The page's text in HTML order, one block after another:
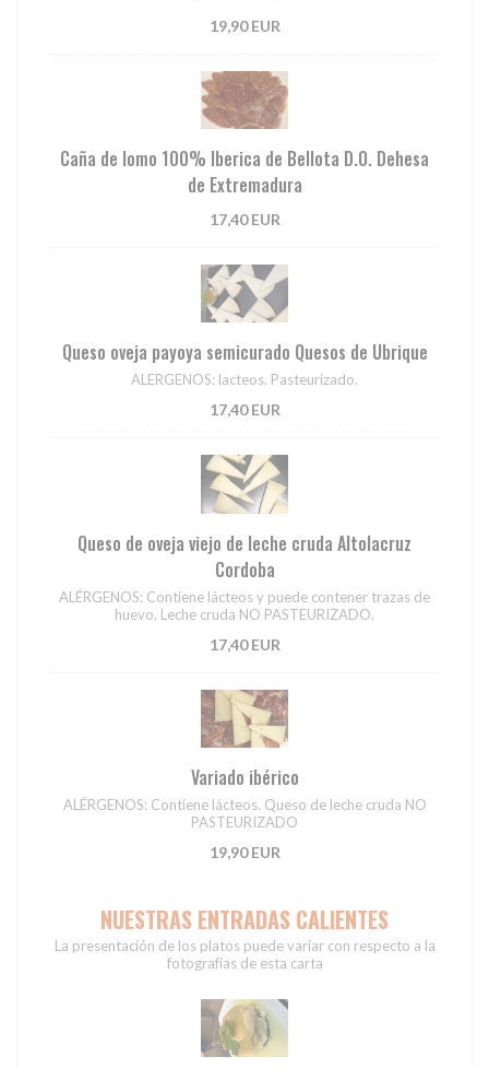
19,90 EUR
Caña de lomo 100% Iberica de Bellota D.O. Dehesa
de Extremadura
17,40 EUR
Queso oveja payoya semicurado Quesos de Ubrique
ALERGENOS: lacteos. Pasteurizado.
17,40 EUR
Queso de oveja viejo de leche cruda Altolacruz
Cordoba
ALÉRGENOS: Contiene lácteos y puede contener trazas de
huevo. Leche cruda NO PASTEURIZADO.
17,40 EUR
Variado ibérico
ALÉRGENOS: Contiene lácteos. Queso de leche cruda NO
PASTEURIZADO
19,90 EUR
NUESTRAS ENTRADAS CALIENTES
La presentación de los platos puede variar con respecto a la
fotografías de esta carta